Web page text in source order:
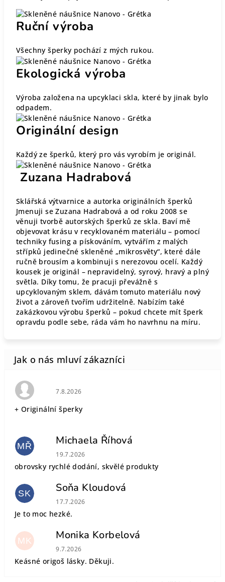
Ruční výroba
Všechny šperky pochází z mých rukou.
Ekologická výroba
Výroba založena na upcyklaci skla, které by jinak bylo
odpadem.
Originální design
Každý ze šperků, který pro vás vyrobím je originál.
Zuzana Hadrabová
Sklářská výtvarnice a autorka originálních šperků
Jmenuji se Zuzana Hadrabová a od roku 2008 se
věnuji tvorbě autorských šperků ze skla. Baví mě
objevovat krásu v recyklovaném materiálu – pomocí
techniky fusing a pískováním, vytvářím z malých
střípků jedinečné skleněné „mikrosvěty“, které dále
ručně brousím a kombinuji s nerezovou ocelí. Každý
kousek je originál – nepravidelný, syrový, hravý a plný
světla. Díky tomu, že pracuji převážně s
upcyklovaným sklem, dávám tomuto materiálu nový
život a zároveň tvořím udržitelně. Nabízím také
zakázkovou výrobu šperků – pokud chcete mít šperk
opravdu podle sebe, ráda vám ho navrhnu na míru.
Hodnocení obchodu je 5 z 5 hvězdiček.
7.8.2026
+ Originální šperky
MŘ Michaela Říhová
Hodnocení obchodu je 5 z 5 hvězdiček.
19.7.2026
obrovsky rychlé dodání, skvělé produkty
SK Soňa Kloudová
Hodnocení obchodu je 5 z 5 hvězdiček.
17.7.2026
Je to moc hezké.
MK Monika Korbelová
Hodnocení obchodu je 5 z 5 hvězdiček.
9.7.2026
Keásné origoš lásky. Děkuji.